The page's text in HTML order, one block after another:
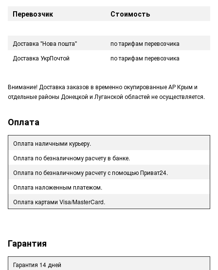
Перевозчик Стоимость
Доставка "Нова пошта"
по тарифам перевозчика
Доставка УкрПочтой
по тарифам перевозчика
Внимание! Доставка заказов в временно окупированные АР Крым и
отдельные районы Донецкой и Луганской областей не осуществляется.
Оплата
Оплата наличными курьеру.
Оплата по безналичному расчету в банке.
Оплата по безналичному расчету с помощью Приват24.
Оплата наложенным платежом.
Оплата картами Visa/MasterCard.
Гарантия
Гарантия 14 дней